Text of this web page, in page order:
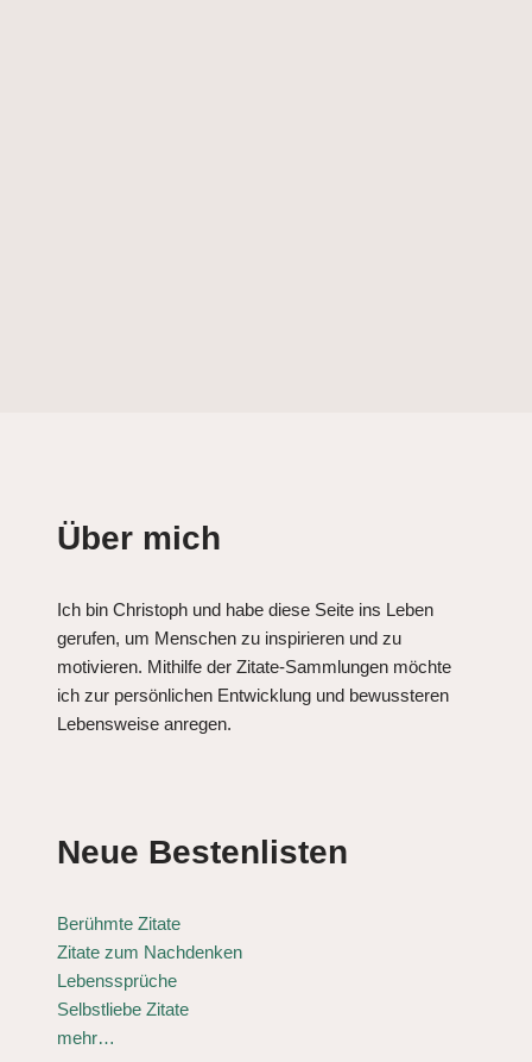
Über mich
Ich bin Christoph und habe diese Seite ins Leben
gerufen, um Menschen zu inspirieren und zu
motivieren. Mithilfe der Zitate-Sammlungen möchte
ich zur persönlichen Entwicklung und bewussteren
Lebensweise anregen.
Neue Bestenlisten
Berühmte Zitate
Zitate zum Nachdenken
Lebenssprüche
Selbstliebe Zitate
mehr…